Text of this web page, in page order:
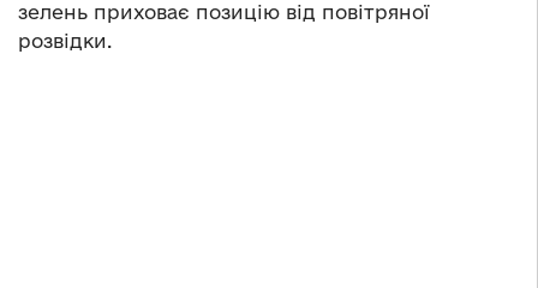
зелень приховає позицію від повітряної
розвідки.